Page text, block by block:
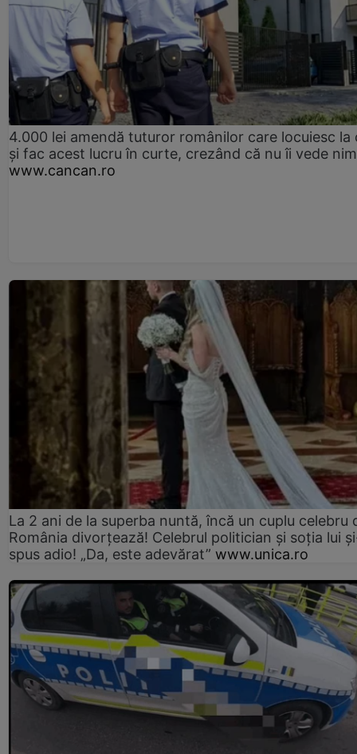
4.000 lei amendă tuturor românilor care locuiesc la
și fac acest lucru în curte, crezând că nu îi vede
www.cancan.ro
La 2 ani de la superba nuntă, încă un cuplu celebru
România divorțează! Celebrul politician și soția lui
spus adio! „Da, este adevărat” www.unica.ro